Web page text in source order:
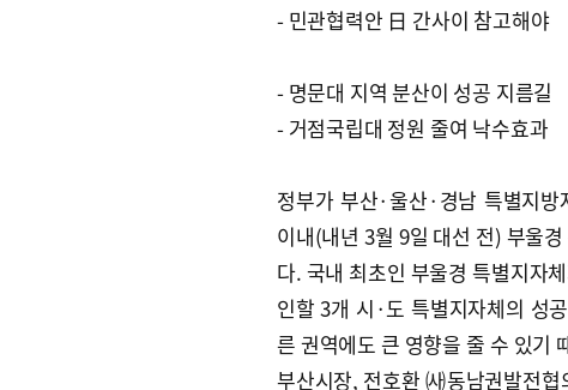
- 민관협력안 日 간사이 참고해야
- 명문대 지역 분산이 성공 지름길
- 거점국립대 정원 줄여 낙수효과
정부가 부산·울산·경남 특별지
이내(내년 3월 9일 대선 전) 부울
다. 국내 최초인 부울경 특별지자
인할 3개 시·도 특별지자체의 성
른 권역에도 큰 영향을 줄 수 있기
부산시장, 전호환 ㈔동남권발전